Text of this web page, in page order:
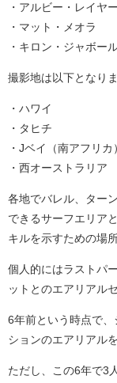
・アルビー・レイヤー
・マット・メオラ
・キロン・ジャボー
撮影地は以下となりま
・ハワイ
・タヒチ
・Jベイ（南アフリカ
・西オーストラリア
各地でバレル、ター
できるサーフエリア
キルを示すための場
個人的にはラストパ
ットとのエアリアル
6年前という時点で
ションのエアリアル
ただし、この6年で3